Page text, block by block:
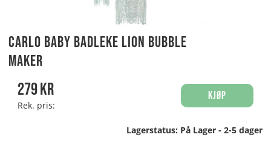
Carlo Baby Badleke Lion Bubble
Maker
279kr
Rek. pris:
Kjøp
Lagerstatus: På Lager - 2-5 dager